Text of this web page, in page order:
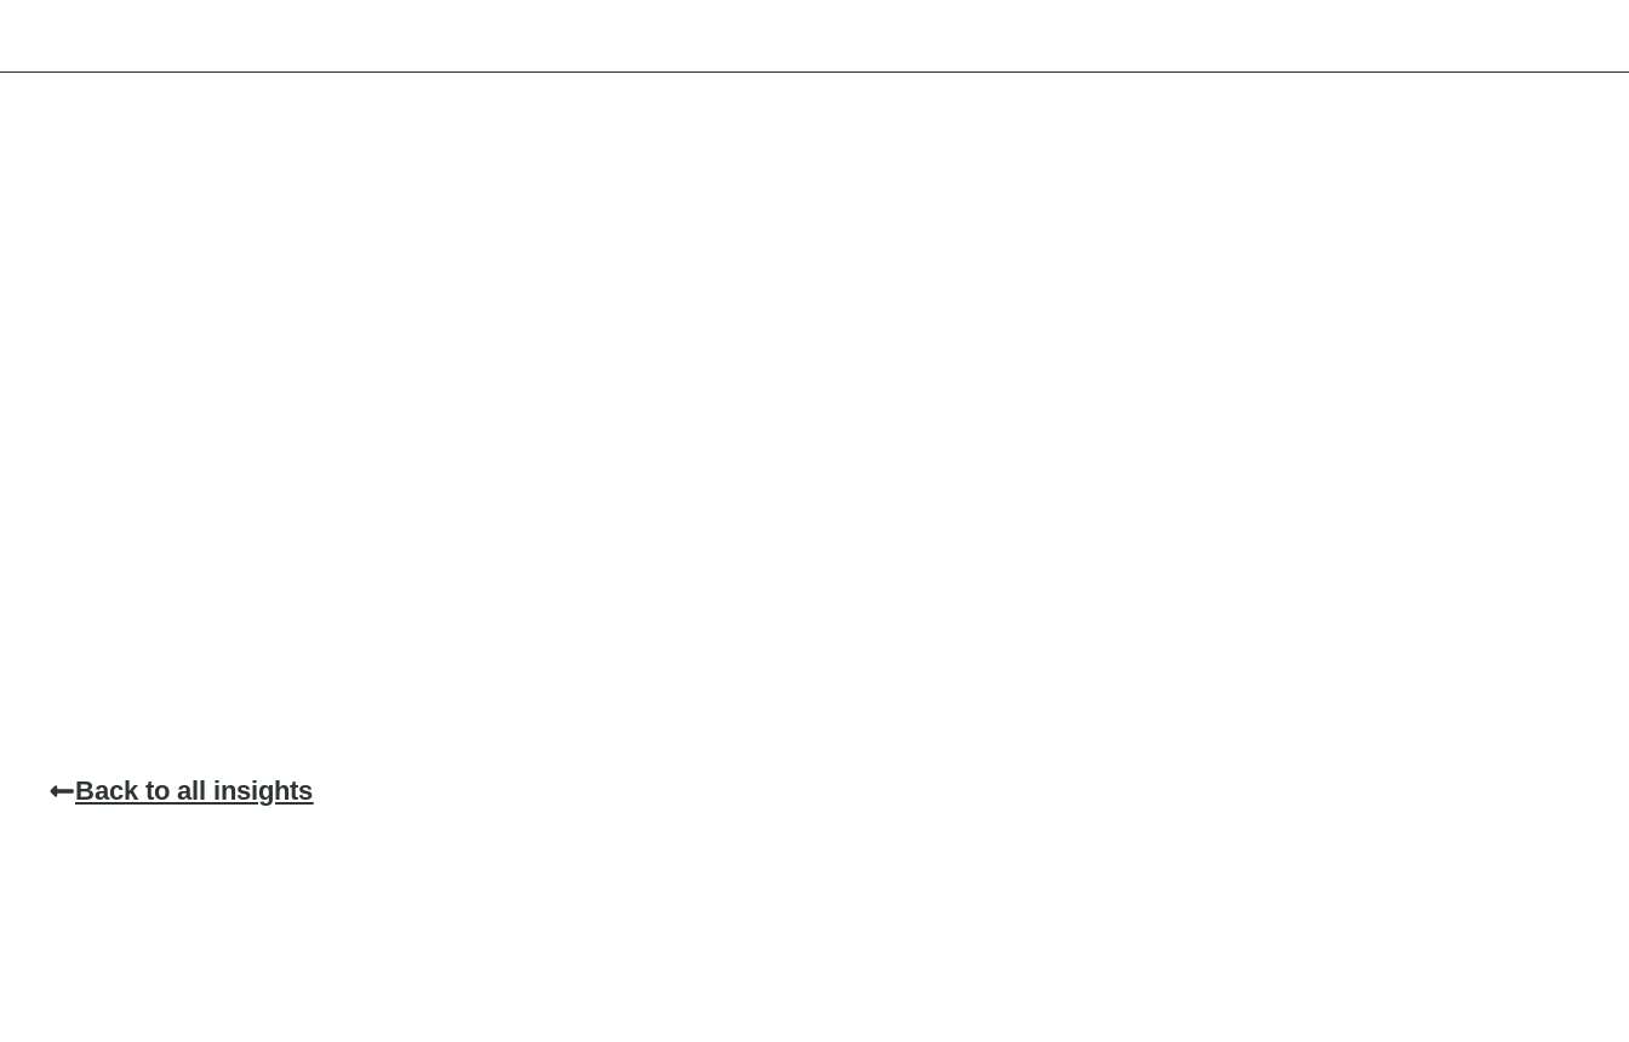
Back to all insights